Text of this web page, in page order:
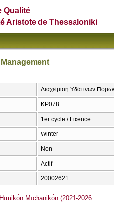
Qualité
Aristote de Thessaloniki
Διαχείριση Υδάτινων
KP078
1er cycle / Licence
Winter
Non
Actif
20002621
Mīchanikṓn (2021-2026